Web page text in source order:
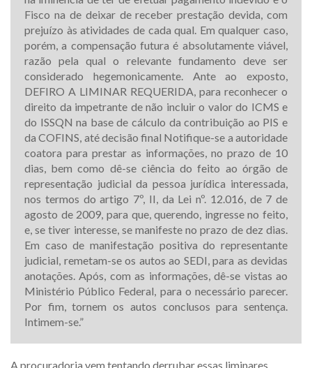
Fisco na de deixar de receber prestação devida, com
prejuízo às atividades de cada qual. Em qualquer caso,
porém, a compensação futura é absolutamente viável,
razão pela qual o relevante fundamento deve ser
considerado hegemonicamente. Ante ao exposto,
DEFIRO A LIMINAR REQUERIDA, para reconhecer o
direito da impetrante de não incluir o valor do ICMS e
do ISSQN na base de cálculo da contribuição ao PIS e
da COFINS, até decisão final Notifique-se a autoridade
coatora para prestar as informações, no prazo de 10
dias, bem como dê-se ciência do feito ao órgão de
representação judicial da pessoa jurídica interessada,
nos termos do artigo 7º, II, da Lei nº. 12.016, de 7 de
agosto de 2009, para que, querendo, ingresse no feito,
e, se tiver interesse, se manifeste no prazo de dez dias.
Em caso de manifestação positiva do representante
judicial, remetam-se os autos ao SEDI, para as devidas
anotações. Após, com as informações, dê-se vistas ao
Ministério Público Federal, para o necessário parecer.
Por fim, tornem os autos conclusos para sentença.
Intimem-se.”
A procuradoria vem tentando derrubar essas liminares